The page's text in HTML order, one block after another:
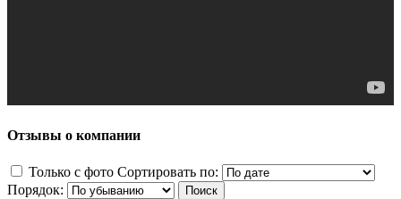
Отзывы о компании
Только с фото Сортировать по:
Порядок: